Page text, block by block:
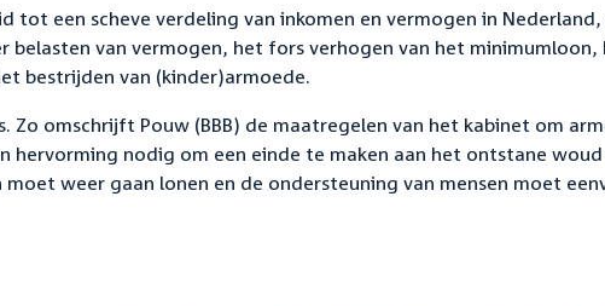
tot een scheve verdeling van inkomen en vermogen in
belasten van vermogen, het fors verhogen van het
bestrijden van (kinder)armoede.
Zo omschrijft Pouw (BBB) de maatregelen van het kabinet om
hervorming nodig om een einde te maken aan het ontstane
weer gaan lonen en de ondersteuning van mensen moet